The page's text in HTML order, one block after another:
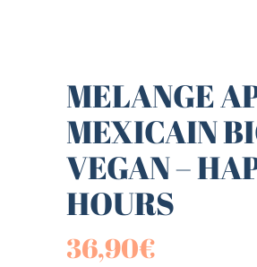
MELANGE
MEXICAIN
VEGAN –
HOURS
36,90€